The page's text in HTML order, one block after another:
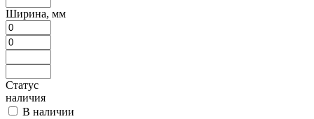
Ширина, мм
Статус
наличия
В наличии